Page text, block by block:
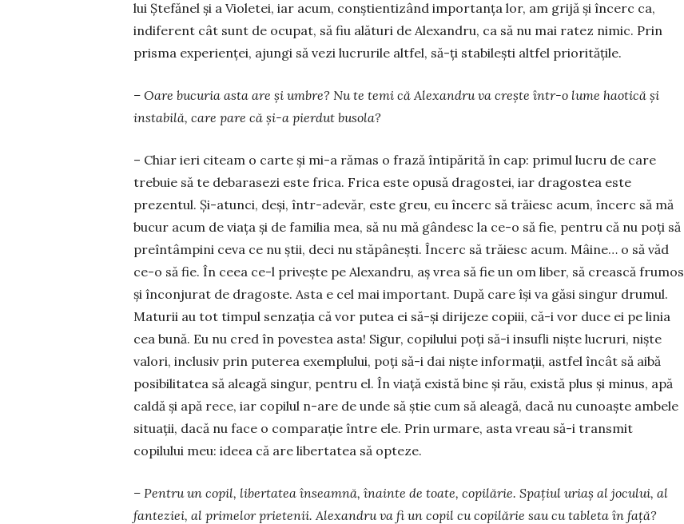
lui Ştefănel şi a Vio­letei, iar acum, conştien­ti­zând importan­ţa lor, am grijă și încerc ca,
indiferent cât sunt de ocupat, să fiu alături de Alexandru, ca să nu mai ratez nimic. Prin
prisma experienţei, ajungi să vezi lucrurile altfel, să-ţi stabileşti altfel priorităţile.
– Oare bucuria asta are și umbre? Nu te temi că Alexandru va crește într-o lume hao­tică și
instabilă, care pare că și-a pierdut bu­so­la?
– Chiar ieri citeam o carte şi mi-a rămas o frază întipărită în cap: primul lucru de care
trebuie să te de­barasezi este frica. Frica este opusă dragostei, iar dragostea este
prezentul. Şi-atunci, deşi, în­tr-adevăr, este greu, eu încerc să trăiesc acum, în­cerc să mă
bucur acum de viața și de familia mea, să nu mă gândesc la ce-o să fie, pentru că nu poţi să
preîntâmpini ceva ce nu ştii, deci nu stăpâ­neşti. Încerc să trăiesc acum. Mâine… o să văd
ce-o să fie. În ceea ce-l privește pe Alexandru, aș vrea să fie un om liber, să crească frumos
şi înconjurat de dra­goste. Asta e cel mai important. După care îşi va găsi singur drumul.
Maturii au tot timpul senzaţia că vor putea ei să-şi dirijeze copiii, că-i vor duce ei pe linia
cea bună. Eu nu cred în po­vestea asta! Sigur, copilului poţi să-i insufli nişte lucruri, niște
valori, inclusiv prin puterea exem­plului, poţi să-i dai nişte informaţii, astfel încât să aibă
posibilitatea să aleagă singur, pentru el. În viață există bine și rău, există plus şi minus, apă
caldă şi apă rece, iar copilul n-are de unde să ştie cum să aleagă, dacă nu cunoaşte ambele
situații, dacă nu face o comparaţie între ele. Prin urmare, asta vreau să-i transmit
copilului meu: ideea că are libertatea să opteze.
– Pentru un copil, libertatea în­seam­nă, înainte de toate, copilărie. Spațiul uri­aș al jocului, al
fanteziei, al primelor priete­nii. Alexandru va fi un copil cu copilărie sau cu tableta în față?